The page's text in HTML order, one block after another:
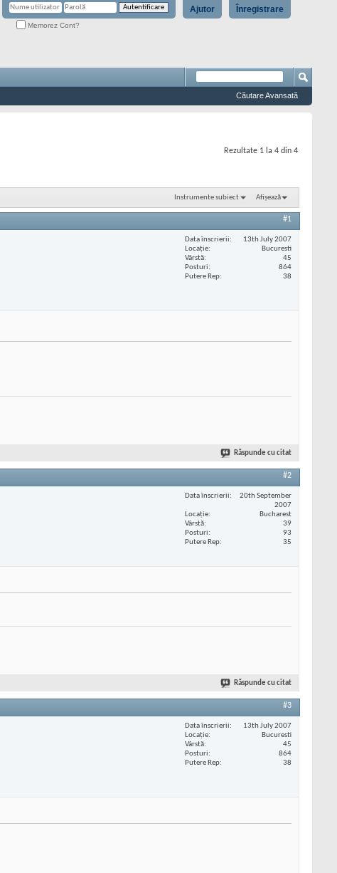
Înregistrare
Ajutor
Memorez Cont?
Căutare Avansată
Rezultate 1 la 4 din 4
Instrumente subiect Afișează
#1
Data înscrierii
13th July 2007
Locaţie
Bucuresti
Vârstă
45
Posturi
864
Putere Rep
38
Răspunde cu citat
#2
Data înscrierii
20th September
2007
Locaţie
Bucharest
Vârstă
39
Posturi
93
Putere Rep
35
Răspunde cu citat
#3
Data înscrierii
13th July 2007
Locaţie
Bucuresti
Vârstă
45
Posturi
864
Putere Rep
38